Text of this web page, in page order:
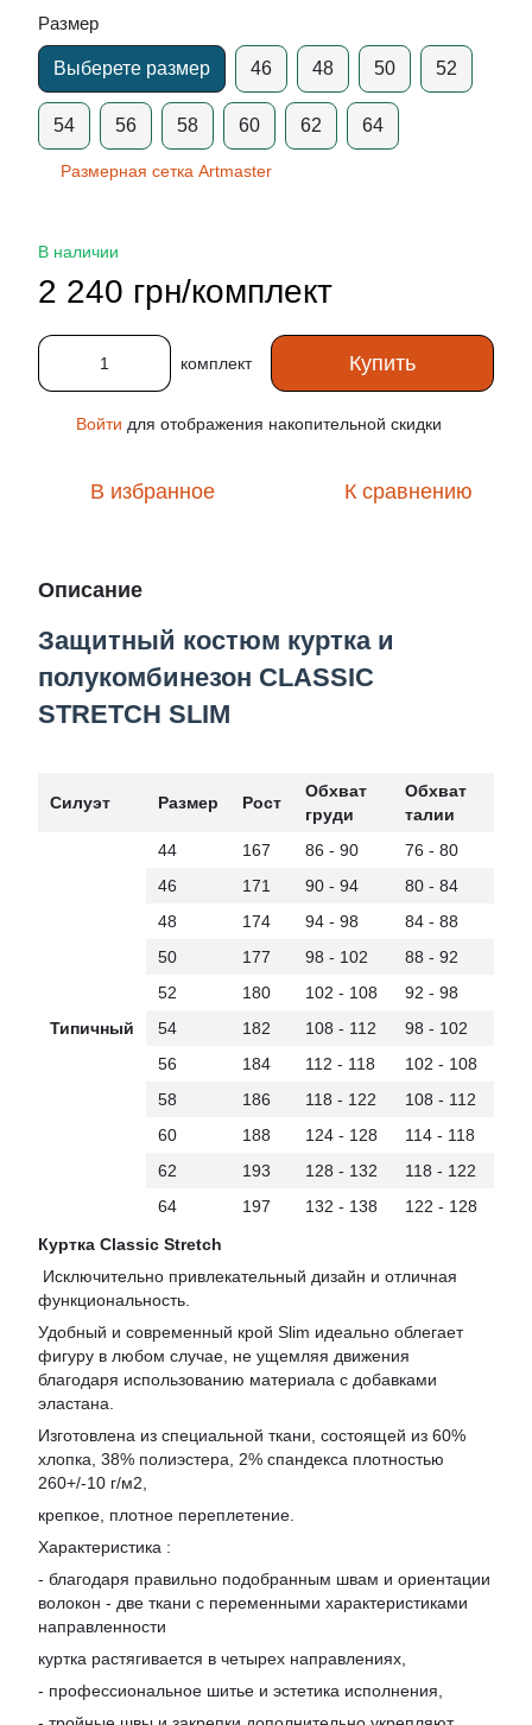
Размер
Выберете размер 46 48 50 52
54 56 58 60 62 64
Размерная сетка Artmaster
В наличии
2 240 грн/комплект
комплект Купить
Войти для отображения накопительной скидки
В избранное К сравнению
Описание
Защитный костюм куртка и
полукомбинезон CLASSIC
STRETCH SLIM
Силуэт Размер Рост
Обхват
груди
Обхват
талии
Типичный
44 167 86 - 90
76 - 80
46
171 90 - 94
80 - 84
48
174 94 - 98
84 - 88
50
177 98 - 102
88 - 92
52
180 102 - 108
92 - 98
54
182 108 - 112
98 - 102
56
184 112 - 118
102 - 108
58
186 118 - 122
108 - 112
60
188 124 - 128
114 - 118
62
193 128 - 132
118 - 122
64
197 132 - 138
122 - 128
Куртка Classic Stretch
Исключительно привлекательный дизайн и отличная
функциональность.
Удобный и современный крой Slim идеально облегает
фигуру в любом случае, не ущемляя движения
благодаря использованию материала с добавками
эластана.
Изготовлена из специальной ткани, состоящей из 60%
хлопка, 38% полиэстера, 2% спандекса плотностью
260+/-10 г/м2,
крепкое, плотное переплетение.
Характеристика :
- благодаря правильно подобранным швам и ориентации
волокон - две ткани с переменными характеристиками
направленности
куртка растягивается в четырех направлениях,
- профессиональное шитье и эстетика исполнения,